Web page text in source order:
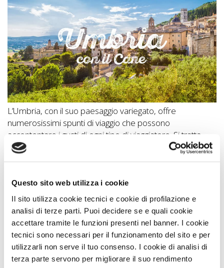
Questo sito web utilizza i cookie
Il sito utilizza cookie tecnici e cookie di profilazione e
analisi di terze parti. Puoi decidere se e quali cookie
accettare tramite le funzioni presenti nel banner. I cookie
tecnici sono necessari per il funzionamento del sito e per
utilizzarli non serve il tuo consenso. I cookie di analisi di
terza parte servono per migliorare il suo rendimento
L’Umbria, con il suo paesaggio variegato, offre
numerosissimi spunti di viaggio che possono
accontentare i gusti di ogni tipo di viaggiatore. Si tratta
dell’...
Cosa fare con il cane?
Idee di Viaggio A DOG
Assisi, il Bosco di San Francesco con il cane 0 Km
Sentiero degli Ulivi con il cane 0 Km
Rocca Maggiore di Assisi con il cane0 Km